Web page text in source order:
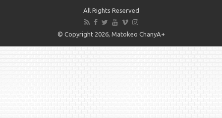
All Rights Reserved
© Copyright 2026, Matokeo ChanyA+